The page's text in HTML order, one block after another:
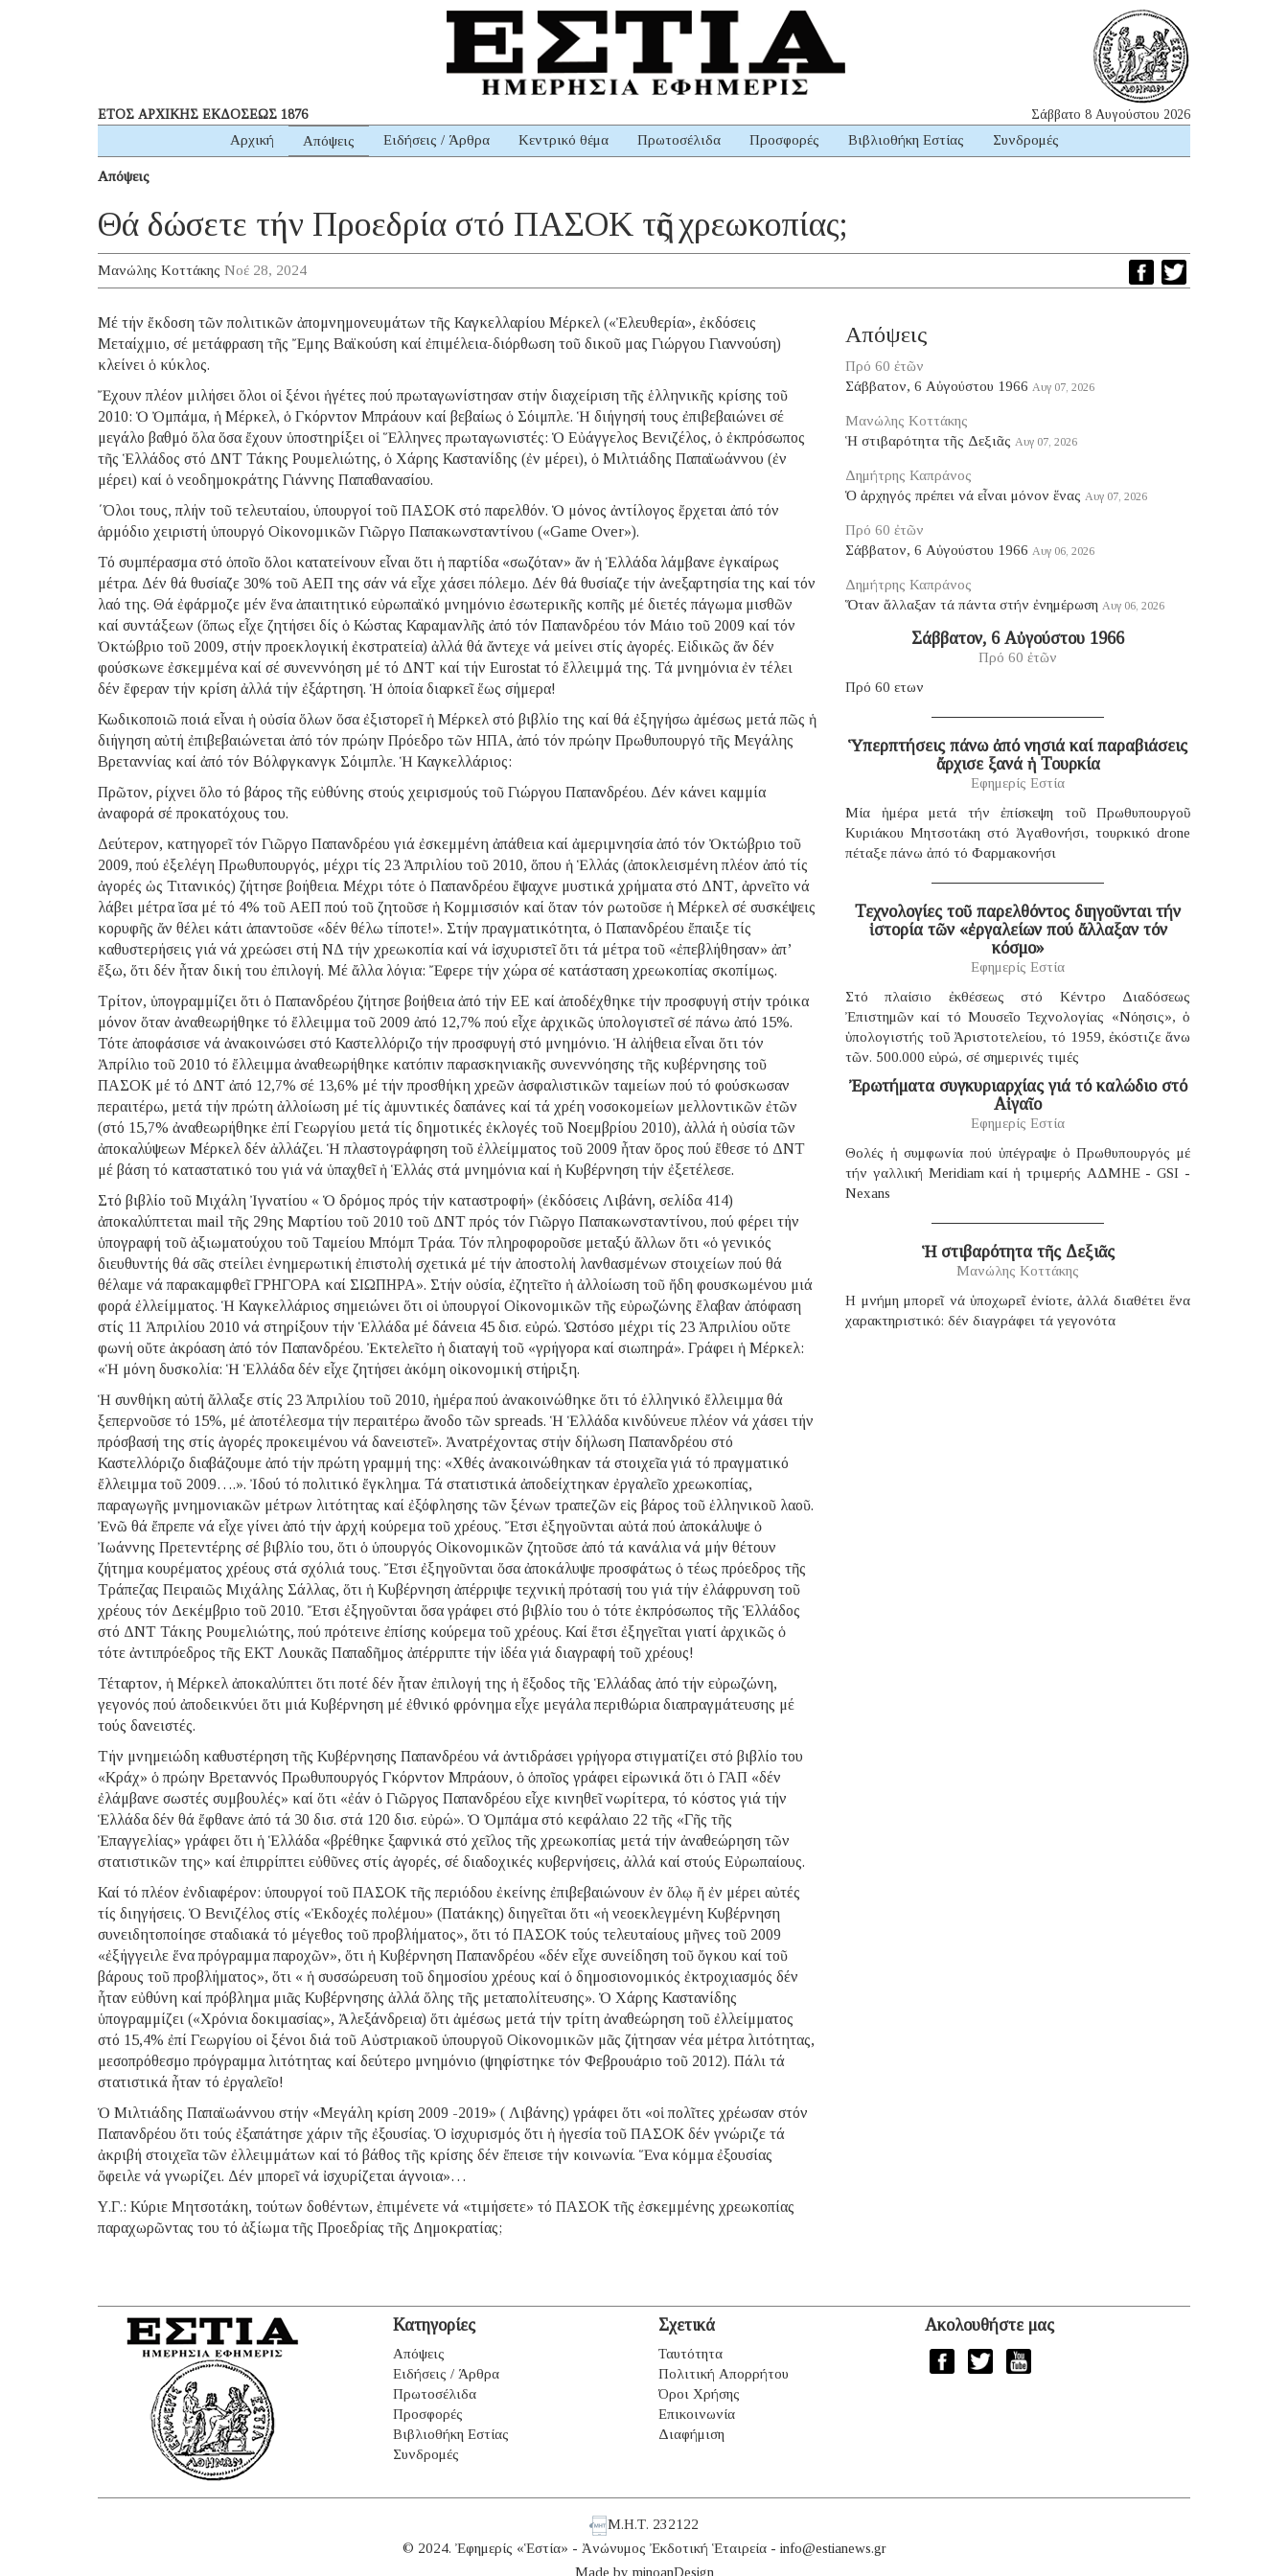
ΕΤΟΣ ΑΡΧΙΚΗΣ ΕΚΔΟΣΕΩΣ 1876 Σάββατο 8 Αυγούστου 2026
Αρχική Απόψεις Ειδήσεις / Άρθρα Κεντρικό θέμα Πρωτοσέλιδα Προσφορές Βιβλιοθήκη Εστίας Συνδρομές
Απόψεις
Θά δώσετε τήν Προεδρία στό ΠΑΣΟΚ τῆς χρεωκοπίας;
Μανώλης Κοττάκης Νοέ 28, 2024
Μέ τήν ἔκδοση τῶν πολιτικῶν ἀπομνημονευμάτων τῆς Καγκελλαρίου Μέρκελ («Ἐλευθερία», ἐκδόσεις
Μεταίχμιο, σέ μετάφραση τῆς Ἔμης Βαϊκούση καί ἐπιμέλεια-διόρθωση τοῦ δικοῦ μας Γιώργου Γιαννούση)
κλείνει ὁ κύκλος.
Ἔχουν πλέον μιλήσει ὅλοι οἱ ξένοι ἡγέτες πού πρωταγωνίστησαν στήν διαχείριση τῆς ἑλληνικῆς κρίσης τοῦ
2010: Ὁ Ὀμπάμα, ἡ Μέρκελ, ὁ Γκόρντον Μπράουν καί βεβαίως ὁ Σόιμπλε. Ἡ διήγησή τους ἐπιβεβαιώνει σέ
μεγάλο βαθμό ὅλα ὅσα ἔχουν ὑποστηρίξει οἱ Ἕλληνες πρωταγωνιστές: Ὁ Εὐάγγελος Βενιζέλος, ὁ ἐκπρόσωπος
τῆς Ἑλλάδος στό ΔΝΤ Τάκης Ρουμελιώτης, ὁ Χάρης Καστανίδης (ἐν μέρει), ὁ Μιλτιάδης Παπαϊωάννου (ἐν
μέρει) καί ὁ νεοδημοκράτης Γιάννης Παπαθανασίου.
΄Όλοι τους, πλήν τοῦ τελευταίου, ὑπουργοί τοῦ ΠΑΣΟΚ στό παρελθόν. Ὁ μόνος ἀντίλογος ἔρχεται ἀπό τόν
ἁρμόδιο χειριστή ὑπουργό Οἰκονομικῶν Γιῶργο Παπακωνσταντίνου («Game Over»).
Τό συμπέρασμα στό ὁποῖο ὅλοι κατατείνουν εἶναι ὅτι ἡ παρτίδα «σωζόταν» ἄν ἡ Ἑλλάδα λάμβανε ἐγκαίρως
μέτρα. Δέν θά θυσίαζε 30% τοῦ ΑΕΠ της σάν νά εἶχε χάσει πόλεμο. Δέν θά θυσίαζε τήν ἀνεξαρτησία της καί τόν
λαό της. Θά ἐφάρμοζε μέν ἕνα ἀπαιτητικό εὐρωπαϊκό μνημόνιο ἐσωτερικῆς κοπῆς μέ διετές πάγωμα μισθῶν
καί συντάξεων (ὅπως εἶχε ζητήσει δίς ὁ Κώστας Καραμανλῆς ἀπό τόν Παπανδρέου τόν Μάιο τοῦ 2009 καί τόν
Ὀκτώβριο τοῦ 2009, στήν προεκλογική ἐκστρατεία) ἀλλά θά ἄντεχε νά μείνει στίς ἀγορές. Εἰδικῶς ἄν δέν
φούσκωνε ἐσκεμμένα καί σέ συνεννόηση μέ τό ΔΝΤ καί τήν Eurostat τό ἔλλειμμά της. Τά μνημόνια ἐν τέλει
δέν ἔφεραν τήν κρίση ἀλλά τήν ἐξάρτηση. Ἡ ὁποία διαρκεῖ ἕως σήμερα!
Κωδικοποιῶ ποιά εἶναι ἡ οὐσία ὅλων ὅσα ἐξιστορεῖ ἡ Μέρκελ στό βιβλίο της καί θά ἐξηγήσω ἀμέσως μετά πῶς ἡ
διήγηση αὐτή ἐπιβεβαιώνεται ἀπό τόν πρώην Πρόεδρο τῶν ΗΠΑ, ἀπό τόν πρώην Πρωθυπουργό τῆς Μεγάλης
Βρεταννίας καί ἀπό τόν Βόλφγκανγκ Σόιμπλε. Ἡ Καγκελλάριος:
Πρῶτον, ρίχνει ὅλο τό βάρος τῆς εὐθύνης στούς χειρισμούς τοῦ Γιώργου Παπανδρέου. Δέν κάνει καμμία
ἀναφορά σέ προκατόχους του.
Δεύτερον, κατηγορεῖ τόν Γιῶργο Παπανδρέου γιά ἐσκεμμένη ἀπάθεια καί ἀμεριμνησία ἀπό τόν Ὀκτώβριο τοῦ
2009, πού ἐξελέγη Πρωθυπουργός, μέχρι τίς 23 Ἀπριλίου τοῦ 2010, ὅπου ἡ Ἑλλάς (ἀποκλεισμένη πλέον ἀπό τίς
ἀγορές ὡς Τιτανικός) ζήτησε βοήθεια. Μέχρι τότε ὁ Παπανδρέου ἔψαχνε μυστικά χρήματα στό ΔΝΤ, ἀρνεῖτο νά
λάβει μέτρα ἴσα μέ τό 4% τοῦ ΑΕΠ πού τοῦ ζητοῦσε ἡ Κομμισσιόν καί ὅταν τόν ρωτοῦσε ἡ Μέρκελ σέ συσκέψεις
κορυφῆς ἄν θέλει κάτι ἀπαντοῦσε «δέν θέλω τίποτε!». Στήν πραγματικότητα, ὁ Παπανδρέου ἔπαιξε τίς
καθυστερήσεις γιά νά χρεώσει στή ΝΔ τήν χρεωκοπία καί νά ἰσχυριστεῖ ὅτι τά μέτρα τοῦ «ἐπεβλήθησαν» ἀπ’
ἔξω, ὅτι δέν ἦταν δική του ἐπιλογή. Μέ ἄλλα λόγια: Ἔφερε τήν χώρα σέ κατάσταση χρεωκοπίας σκοπίμως.
Τρίτον, ὑπογραμμίζει ὅτι ὁ Παπανδρέου ζήτησε βοήθεια ἀπό τήν ΕΕ καί ἀποδέχθηκε τήν προσφυγή στήν τρόικα
μόνον ὅταν ἀναθεωρήθηκε τό ἔλλειμμα τοῦ 2009 ἀπό 12,7% πού εἶχε ἀρχικῶς ὑπολογιστεῖ σέ πάνω ἀπό 15%.
Τότε ἀποφάσισε νά ἀνακοινώσει στό Καστελλόριζο τήν προσφυγή στό μνημόνιο. Ἡ ἀλήθεια εἶναι ὅτι τόν
Ἀπρίλιο τοῦ 2010 τό ἔλλειμμα ἀναθεωρήθηκε κατόπιν παρασκηνιακῆς συνεννόησης τῆς κυβέρνησης τοῦ
ΠΑΣΟΚ μέ τό ΔΝΤ ἀπό 12,7% σέ 13,6% μέ τήν προσθήκη χρεῶν ἀσφαλιστικῶν ταμείων πού τό φούσκωσαν
περαιτέρω, μετά τήν πρώτη ἀλλοίωση μέ τίς ἀμυντικές δαπάνες καί τά χρέη νοσοκομείων μελλοντικῶν ἐτῶν
(στό 15,7% ἀναθεωρήθηκε ἐπί Γεωργίου μετά τίς δημοτικές ἐκλογές τοῦ Νοεμβρίου 2010), ἀλλά ἡ οὐσία τῶν
ἀποκαλύψεων Μέρκελ δέν ἀλλάζει. Ἡ πλαστογράφηση τοῦ ἐλλείμματος τοῦ 2009 ἦταν ὅρος πού ἔθεσε τό ΔΝΤ
μέ βάση τό καταστατικό του γιά νά ὑπαχθεῖ ἡ Ἑλλάς στά μνημόνια καί ἡ Κυβέρνηση τήν ἐξετέλεσε.
Στό βιβλίο τοῦ Μιχάλη Ἰγνατίου « Ὁ δρόμος πρός τήν καταστροφή» (ἐκδόσεις Λιβάνη, σελίδα 414)
ἀποκαλύπτεται mail τῆς 29ης Μαρτίου τοῦ 2010 τοῦ ΔΝΤ πρός τόν Γιῶργο Παπακωνσταντίνου, πού φέρει τήν
ὑπογραφή τοῦ ἀξιωματούχου τοῦ Ταμείου Μπόμπ Τράα. Τόν πληροφοροῦσε μεταξύ ἄλλων ὅτι «ὁ γενικός
διευθυντής θά σᾶς στείλει ἐνημερωτική ἐπιστολή σχετικά μέ τήν ἀποστολή λανθασμένων στοιχείων πού θά
θέλαμε νά παρακαμφθεῖ ΓΡΗΓΟΡΑ καί ΣΙΩΠΗΡΑ». Στήν οὐσία, ἐζητεῖτο ἡ ἀλλοίωση τοῦ ἤδη φουσκωμένου μιά
φορά ἐλλείμματος. Ἡ Καγκελλάριος σημειώνει ὅτι οἱ ὑπουργοί Οἰκονομικῶν τῆς εὐρωζώνης ἔλαβαν ἀπόφαση
στίς 11 Ἀπριλίου 2010 νά στηρίξουν τήν Ἑλλάδα μέ δάνεια 45 δισ. εὐρώ. Ὡστόσο μέχρι τίς 23 Ἀπριλίου οὔτε
φωνή οὔτε ἀκρόαση ἀπό τόν Παπανδρέου. Ἐκτελεῖτο ἡ διαταγή τοῦ «γρήγορα καί σιωπηρά». Γράφει ἡ Μέρκελ:
«Ἡ μόνη δυσκολία: Ἡ Ἑλλάδα δέν εἶχε ζητήσει ἀκόμη οἰκονομική στήριξη.
Ἡ συνθήκη αὐτή ἄλλαξε στίς 23 Ἀπριλίου τοῦ 2010, ἡμέρα πού ἀνακοινώθηκε ὅτι τό ἑλληνικό ἔλλειμμα θά
ξεπερνοῦσε τό 15%, μέ ἀποτέλεσμα τήν περαιτέρω ἄνοδο τῶν spreads. Ἡ Ἑλλάδα κινδύνευε πλέον νά χάσει τήν
πρόσβασή της στίς ἀγορές προκειμένου νά δανειστεῖ». Ἀνατρέχοντας στήν δήλωση Παπανδρέου στό
Καστελλόριζο διαβάζουμε ἀπό τήν πρώτη γραμμή της: «Χθές ἀνακοινώθηκαν τά στοιχεῖα γιά τό πραγματικό
ἔλλειμμα τοῦ 2009….». Ἰδού τό πολιτικό ἔγκλημα. Τά στατιστικά ἀποδείχτηκαν ἐργαλεῖο χρεωκοπίας,
παραγωγῆς μνημονιακῶν μέτρων λιτότητας καί ἐξόφλησης τῶν ξένων τραπεζῶν εἰς βάρος τοῦ ἑλληνικοῦ λαοῦ.
Ἐνῶ θά ἔπρεπε νά εἶχε γίνει ἀπό τήν ἀρχή κούρεμα τοῦ χρέους. Ἔτσι ἐξηγοῦνται αὐτά πού ἀποκάλυψε ὁ
Ἰωάννης Πρετεντέρης σέ βιβλίο του, ὅτι ὁ ὑπουργός Οἰκονομικῶν ζητοῦσε ἀπό τά κανάλια νά μήν θέτουν
ζήτημα κουρέματος χρέους στά σχόλιά τους. Ἔτσι ἐξηγοῦνται ὅσα ἀποκάλυψε προσφάτως ὁ τέως πρόεδρος τῆς
Τράπεζας Πειραιῶς Μιχάλης Σάλλας, ὅτι ἡ Κυβέρνηση ἀπέρριψε τεχνική πρότασή του γιά τήν ἐλάφρυνση τοῦ
χρέους τόν Δεκέμβριο τοῦ 2010. Ἔτσι ἐξηγοῦνται ὅσα γράφει στό βιβλίο του ὁ τότε ἐκπρόσωπος τῆς Ἑλλάδος
στό ΔΝΤ Τάκης Ρουμελιώτης, πού πρότεινε ἐπίσης κούρεμα τοῦ χρέους. Καί ἔτσι ἐξηγεῖται γιατί ἀρχικῶς ὁ
τότε ἀντιπρόεδρος τῆς ΕΚΤ Λουκᾶς Παπαδῆμος ἀπέρριπτε τήν ἰδέα γιά διαγραφή τοῦ χρέους!
Τέταρτον, ἡ Μέρκελ ἀποκαλύπτει ὅτι ποτέ δέν ἦταν ἐπιλογή της ἡ ἔξοδος τῆς Ἑλλάδας ἀπό τήν εὐρωζώνη,
γεγονός πού ἀποδεικνύει ὅτι μιά Κυβέρνηση μέ ἐθνικό φρόνημα εἶχε μεγάλα περιθώρια διαπραγμάτευσης μέ
τούς δανειστές.
Τήν μνημειώδη καθυστέρηση τῆς Κυβέρνησης Παπανδρέου νά ἀντιδράσει γρήγορα στιγματίζει στό βιβλίο του
«Κράχ» ὁ πρώην Βρεταννός Πρωθυπουργός Γκόρντον Μπράουν, ὁ ὁποῖος γράφει εἰρωνικά ὅτι ὁ ΓΑΠ «δέν
ἐλάμβανε σωστές συμβουλές» καί ὅτι «ἐάν ὁ Γιῶργος Παπανδρέου εἶχε κινηθεῖ νωρίτερα, τό κόστος γιά τήν
Ἑλλάδα δέν θά ἔφθανε ἀπό τά 30 δισ. στά 120 δισ. εὐρώ». Ὁ Ὀμπάμα στό κεφάλαιο 22 τῆς «Γῆς τῆς
Ἐπαγγελίας» γράφει ὅτι ἡ Ἑλλάδα «βρέθηκε ξαφνικά στό χεῖλος τῆς χρεωκοπίας μετά τήν ἀναθεώρηση τῶν
στατιστικῶν της» καί ἐπιρρίπτει εὐθῦνες στίς ἀγορές, σέ διαδοχικές κυβερνήσεις, ἀλλά καί στούς Εὐρωπαίους.
Καί τό πλέον ἐνδιαφέρον: ὑπουργοί τοῦ ΠΑΣΟΚ τῆς περιόδου ἐκείνης ἐπιβεβαιώνουν ἐν ὅλῳ ἤ ἐν μέρει αὐτές
τίς διηγήσεις. Ὁ Βενιζέλος στίς «Ἐκδοχές πολέμου» (Πατάκης) διηγεῖται ὅτι «ἡ νεοεκλεγμένη Κυβέρνηση
συνειδητοποίησε σταδιακά τό μέγεθος τοῦ προβλήματος», ὅτι τό ΠΑΣΟΚ τούς τελευταίους μῆνες τοῦ 2009
«ἐξήγγειλε ἕνα πρόγραμμα παροχῶν», ὅτι ἡ Κυβέρνηση Παπανδρέου «δέν εἶχε συνείδηση τοῦ ὄγκου καί τοῦ
βάρους τοῦ προβλήματος», ὅτι « ἡ συσσώρευση τοῦ δημοσίου χρέους καί ὁ δημοσιονομικός ἐκτροχιασμός δέν
ἦταν εὐθύνη καί πρόβλημα μιᾶς Κυβέρνησης ἀλλά ὅλης τῆς μεταπολίτευσης». Ὁ Χάρης Καστανίδης
ὑπογραμμίζει («Χρόνια δοκιμασίας», Ἀλεξάνδρεια) ὅτι ἀμέσως μετά τήν τρίτη ἀναθεώρηση τοῦ ἐλλείμματος
στό 15,4% ἐπί Γεωργίου οἱ ξένοι διά τοῦ Αὐστριακοῦ ὑπουργοῦ Οἰκονομικῶν μᾶς ζήτησαν νέα μέτρα λιτότητας,
μεσοπρόθεσμο πρόγραμμα λιτότητας καί δεύτερο μνημόνιο (ψηφίστηκε τόν Φεβρουάριο τοῦ 2012). Πάλι τά
στατιστικά ἦταν τό ἐργαλεῖο!
Ὁ Μιλτιάδης Παπαϊωάννου στήν «Μεγάλη κρίση 2009 -2019» ( Λιβάνης) γράφει ὅτι «οἱ πολῖτες χρέωσαν στόν
Παπανδρέου ὅτι τούς ἐξαπάτησε χάριν τῆς ἐξουσίας. Ὁ ἰσχυρισμός ὅτι ἡ ἡγεσία τοῦ ΠΑΣΟΚ δέν γνώριζε τά
ἀκριβή στοιχεῖα τῶν ἐλλειμμάτων καί τό βάθος τῆς κρίσης δέν ἔπεισε τήν κοινωνία. Ἕνα κόμμα ἐξουσίας
ὄφειλε νά γνωρίζει. Δέν μπορεῖ νά ἰσχυρίζεται άγνοια»…
Υ.Γ.: Κύριε Μητσοτάκη, τούτων δοθέντων, ἐπιμένετε νά «τιμήσετε» τό ΠΑΣΟΚ τῆς ἐσκεμμένης χρεωκοπίας
παραχωρῶντας του τό ἀξίωμα τῆς Προεδρίας τῆς Δημοκρατίας;
Απόψεις
Πρό 60 ἐτῶν
Σάββατον, 6 Αὐγούστου 1966 Αυγ 07, 2026
Μανώλης Κοττάκης
Ἡ στιβαρότητα τῆς Δεξιᾶς Αυγ 07, 2026
Δημήτρης Καπράνος
Ὁ ἀρχηγός πρέπει νά εἶναι μόνον ἕνας Αυγ 07, 2026
Πρό 60 ἐτῶν
Σάββατον, 6 Αὐγούστου 1966 Αυγ 06, 2026
Δημήτρης Καπράνος
Ὅταν ἄλλαξαν τά πάντα στήν ἐνημέρωση Αυγ 06, 2026
Σάββατον, 6 Αὐγούστου 1966
Πρό 60 ἐτῶν
Πρό 60 ετων
Ὑπερπτήσεις πάνω ἀπό νησιά καί παραβιάσεις
ἄρχισε ξανά ἡ Τουρκία
Εφημερίς Εστία
Μία ἡμέρα μετά τήν ἐπίσκεψη τοῦ Πρωθυπουργοῦ
Κυριάκου Μητσοτάκη στό Ἀγαθονήσι, τουρκικό drone
πέταξε πάνω ἀπό τό Φαρμακονήσι
Τεχνολογίες τοῦ παρελθόντος διηγοῦνται τήν
ἱστορία τῶν «ἐργαλείων πού ἄλλαξαν τόν
κόσμο»
Εφημερίς Εστία
Στό πλαίσιο ἐκθέσεως στό Κέντρο Διαδόσεως
Ἐπιστημῶν καί τό Μουσεῖο Τεχνολογίας «Νόησις», ὁ
ὑπολογιστής τοῦ Ἀριστοτελείου, τό 1959, ἐκόστιζε ἄνω
τῶν. 500.000 εὐρώ, σέ σημερινές τιμές
Ἐρωτήματα συγκυριαρχίας γιά τό καλώδιο στό
Αἰγαῖο
Εφημερίς Εστία
Θολές ἡ συμφωνία πού ὑπέγραψε ὁ Πρωθυπουργός μέ
τήν γαλλική Μeridiam καί ἡ τριμερής ΑΔΜΗΕ - GSI -
Nexans
Ἡ στιβαρότητα τῆς Δεξιᾶς
Μανώλης Κοττάκης
H μνήμη μπορεῖ νά ὑποχωρεῖ ἐνίοτε, ἀλλά διαθέτει ἕνα
χαρακτηριστικό: δέν διαγράφει τά γεγονότα
Κατηγορίες
Απόψεις
Ειδήσεις / Άρθρα
Πρωτοσέλιδα
Προσφορές
Βιβλιοθήκη Εστίας
Συνδρομές
Σχετικά
Ταυτότητα
Πολιτική Απορρήτου
Όροι Χρήσης
Επικοινωνία
Διαφήμιση
Ακολουθήστε μας
Μ.Η.Τ. 232122
© 2024. Ἐφημερίς «Ἑστία» - Ἀνώνυμος Ἐκδοτική Ἑταιρεία - info@estianews.gr
Made by minoanDesign